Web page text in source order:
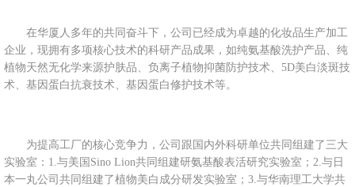
在华厦人多年的共同奋斗下，公司已经成为卓越的化妆品生产加工
企业，现拥有多项核心技术的科研产品成果，如纯氨基酸洗护产品、纯
植物天然无化学来源护肤品、负离子植物抑菌防护技术、5D美白淡斑技
术、基因蛋白抗衰技术、基因蛋白修护技术等。
为提高工厂的核心竞争力，公司跟国内外科研单位共同组建了三大
实验室：1.与美国Sino Lion共同组建研氨基酸表活研究实验室；2.与日
本一丸公司共同组建了植物美白成分研发实验室；3.与华南理工大学共